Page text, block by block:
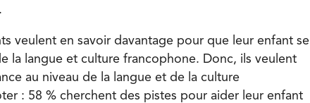
veulent en savoir davantage pour que leur enfant se
la langue et culture francophone. Donc, ils veulent
au niveau de la langue et de la culture
: 58 % cherchent des pistes pour aider leur enfant